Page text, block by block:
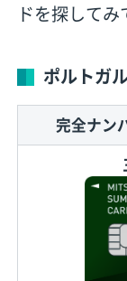
ドを探してみ
ポルトガ
完全ナン